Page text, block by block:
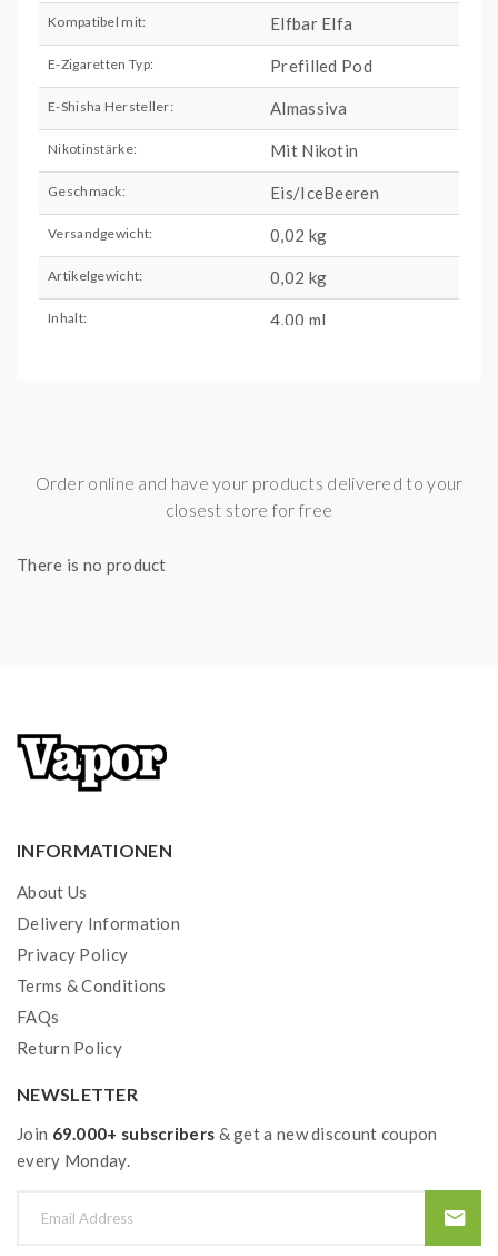
Kompatibel mit: Elfbar Elfa
E-Zigaretten Typ: Prefilled Pod
E-Shisha Hersteller: Almassiva
Nikotinstärke: Mit Nikotin
Geschmack: Eis/IceBeeren
Versandgewicht: 0,02 kg
Artikelgewicht: 0,02 kg
Inhalt: 4,00 ml
Order online and have your products delivered to your
closest store for free
There is no product
INFORMATIONEN
About Us
Delivery Information
Privacy Policy
Terms & Conditions
FAQs
Return Policy
NEWSLETTER
Join 69.000+ subscribers & get a new discount coupon
every Monday.